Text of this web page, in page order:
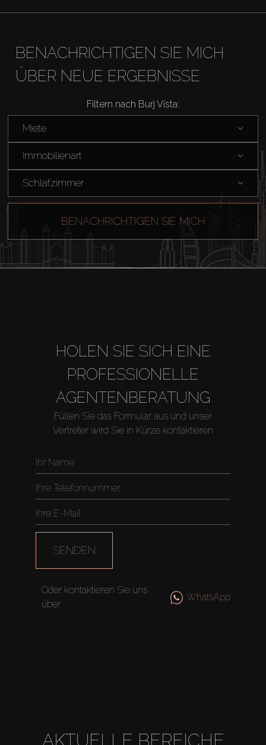
Off-Plan
About Us
BENACHRICHTIGEN SIE MICH
ÜBER NEUE ERGEBNISSE
Filtern nach Burj Vista:
Miete
Immobilienart
Schlafzimmer
BENACHRICHTIGEN SIE MICH
HOLEN SIE SICH EINE
PROFESSIONELLE
AGENTENBERATUNG
Füllen Sie das Formular aus und unser
Vertreter wird Sie in Kürze kontaktieren
SENDEN
Oder kontaktieren Sie uns
über
WhatsApp
AKTUELLE BEREICHE